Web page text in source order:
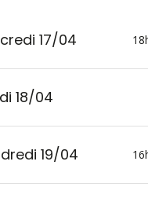
17/04
18/04
19/04